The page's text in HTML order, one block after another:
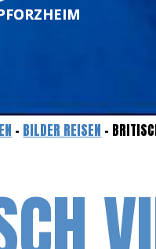
- BILDER REISEN -